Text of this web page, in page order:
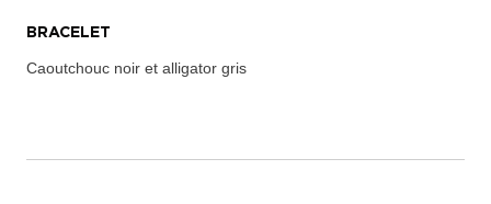
BRACELET
Caoutchouc noir et alligator gris